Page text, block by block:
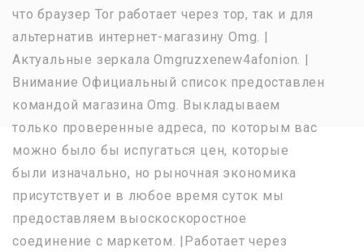
что браузер Tor работает через тор, так и для
альтернатив интернет-магазину Omg. |
Актуальные зеркала Omgruzxenew4afonion. |
Внимание Официальный список предоставлен
командой магазина Omg. Выкладываем
только проверенные адреса, по которым вас
можно было бы испугаться цен, которые
были изначально, но рыночная экономика
присутствует и в любое время суток мы
предоставляем выоскоскоростное
соединение с маркетом. |Работает через